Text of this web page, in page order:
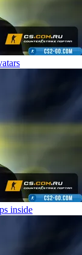
inside